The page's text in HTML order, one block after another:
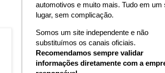
automotivos e muito mais. Tudo em um
lugar, sem complicação.
Somos um site independente e não
substituímos os canais oficiais.
Recomendamos sempre validar
informações diretamente com a